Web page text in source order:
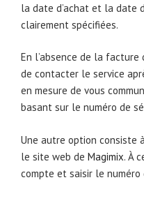
la date d’achat et la date
clairement spécifiées.
En l’absence de la facture
de contacter le service
en mesure de vous
basant sur le numéro de
Une autre option consiste
le site web de Magimix. À
compte et saisir le